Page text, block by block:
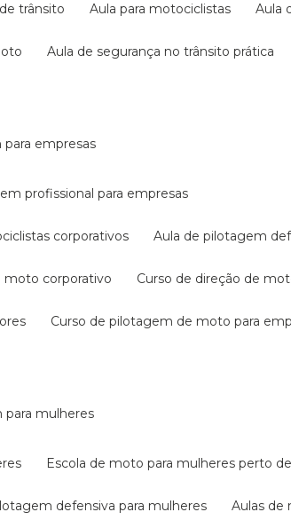
de trânsito aula para motociclistas
aula de segurança no trânsito prática
para empresas
profissional para empresas
corporativos aula de pilotagem
moto corporativo curso de direção de
curso de pilotagem de moto para
para mulheres
escola de moto para mulheres perto
defensiva para mulheres aulas